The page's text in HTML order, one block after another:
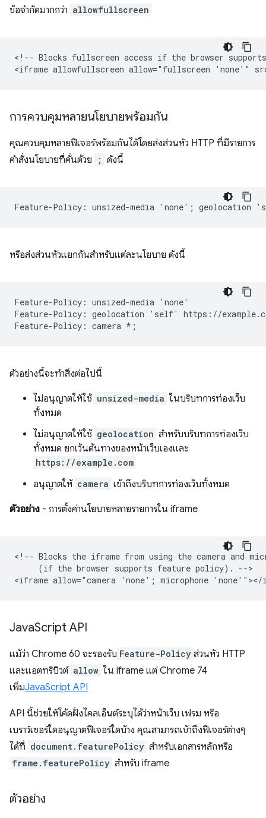
ข้อจำกัดมากกว่า allowfullscreen
<!-- Blocks fullscreen access if the browser
การควบคุมหลายนโยบายพร้อมกัน
คุณควบคุมหลายฟีเจอร์พร้อมกันได้โดยส่งส่วนหัว HTTP ที่มีรายการ
คำสั่งนโยบายที่คั่นด้วย
; ดังนี้
หรือส่งส่วนหัวแยกกันสำหรับแต่ละนโยบาย ดังนี้
Feature-Policy: unsized-media 'none'
Feature-Policy: geolocation 'self' https://
ตัวอย่างนี้จะทําสิ่งต่อไปนี้
ไม่อนุญาตให้ใช้ unsized-media ในบริบทการท่องเว็บ
ทั้งหมด
ไม่อนุญาตให้ใช้ geolocation สําหรับบริบทการท่องเว็บ
ทั้งหมด ยกเว้นต้นทางของหน้าเว็บเองและ
https://example.com
อนุญาตให้ camera เข้าถึงบริบทการท่องเว็บทั้งหมด
ตัวอย่าง - การตั้งค่านโยบายหลายรายการใน iframe
<!-- Blocks the iframe from using the camera and
     (if the browser supports feature policy). -->
JavaScript API
แม้ว่า Chrome 60 จะรองรับ Feature-Policy ส่วนหัว HTTP
และแอตทริบิวต์ allow ใน iframe แต่ Chrome 74
เพิ่มJavaScript API
API นี้ช่วยให้โค้ดฝั่งไคลเอ็นต์ระบุได้ว่าหน้าเว็บ เฟรม หรือ
เบราว์เซอร์ใดอนุญาตฟีเจอร์ใดบ้าง คุณสามารถเข้าถึงฟีเจอร์ต่างๆ
ได้ที่ document.featurePolicy สำหรับเอกสารหลักหรือ
frame.featurePolicy สำหรับ iframe
ตัวอย่าง